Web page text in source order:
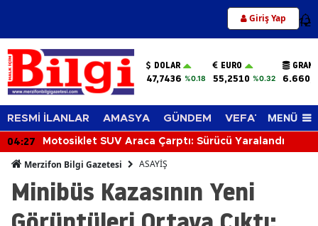
Giriş Yap 12
DOLAR
47,7436 %0.18
EURO
55,2510 %0.32
RESMİ İLANLAR AMASYA GÜNDEM VEFAT EDENLER
MENÜ
04:27 Motosiklet SUV Araca Çarptı: Sürücü Yaralandı
Merzifon Bilgi Gazetesi ASAYİŞ
Minibüs Kazasının Yeni